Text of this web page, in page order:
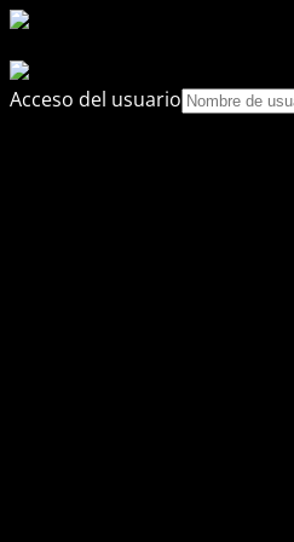
Acceso del usuario